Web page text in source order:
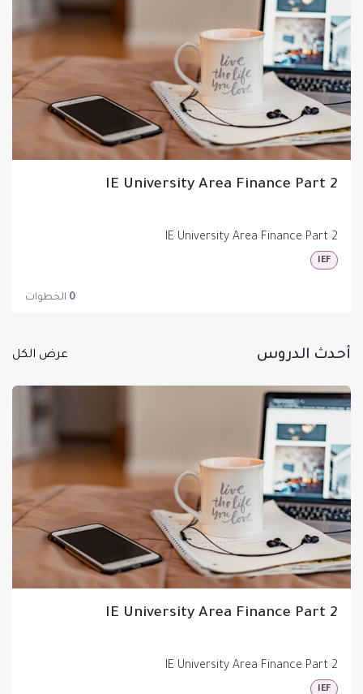
IE University Area Finance Part 2
IE University Area Finance Part 2
IEF
0 الخطوات
عرض الكل أحدث الدروس
IE University Area Finance Part 2
IE University Area Finance Part 2
IEF